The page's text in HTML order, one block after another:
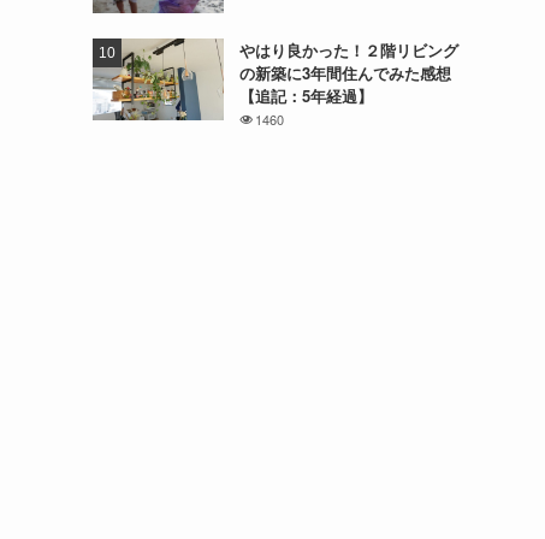
やはり良かった！２階リビング
の新築に3年間住んでみた感想
【追記：5年経過】
1460